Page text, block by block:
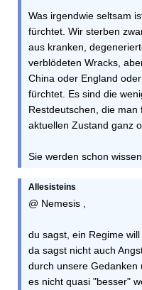
Was irgendwie seltsam
fürchtet. Wir sterben
aus kranken,
verblödeten Wracks,
China oder England
fürchtet. Es sind die
Restdeutschen, die
aktuellen Zustand ganz
Sie werden schon
Allesisteins
@ Nemesis ,
du sagst, ein Regime
da sagst nicht auch
durch unsere Gedanken
es nicht quasi "besser"